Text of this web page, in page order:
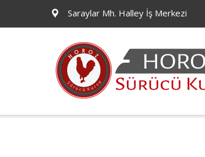
Saraylar Mh. Halley İş Merkezi